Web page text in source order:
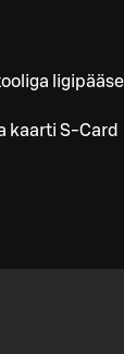
kaarti S-Card